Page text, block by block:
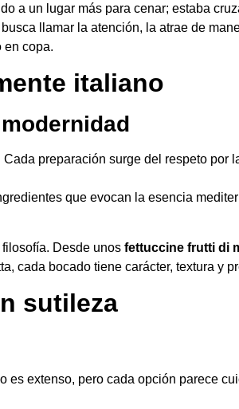
a un lugar más para cenar; estaba
llamar la atención, la atrae de
en copa.
italiano
preparación surge del respeto
que evocan la esencia
Desde unos fettuccine frutti di
cada bocado tiene carácter, textura y
sutileza
extenso, pero cada opción parece